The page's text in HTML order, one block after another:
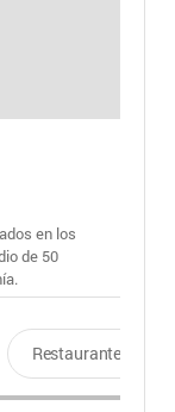
en los
de 50
Restaurantes